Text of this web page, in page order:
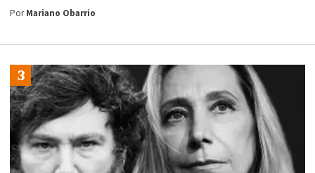
PorMariano Obarrio